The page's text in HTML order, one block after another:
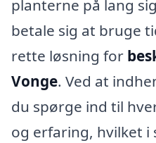
planterne på lang
betale sig at bruge
rette løsning for
Vonge. Ved at
du spørge ind til
og erfaring, hvilket i